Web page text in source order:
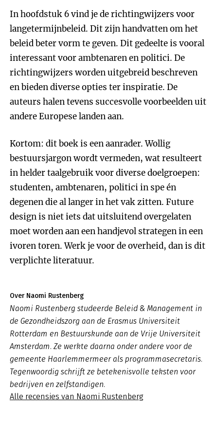
In hoofdstuk 6 vind je de richtingwijzers voor
langetermijnbeleid. Dit zijn handvatten om het
beleid beter vorm te geven. Dit gedeelte is vooral
interessant voor ambtenaren en politici. De
richtingwijzers worden uitgebreid beschreven
en bieden diverse opties ter inspiratie. De
auteurs halen tevens succesvolle voorbeelden uit
andere Europese landen aan.
Kortom: dit boek is een aanrader. Wollig
bestuursjargon wordt vermeden, wat resulteert
in helder taalgebruik voor diverse doelgroepen:
studenten, ambtenaren, politici in spe én
degenen die al langer in het vak zitten. Future
design is niet iets dat uitsluitend overgelaten
moet worden aan een handjevol strategen in een
ivoren toren. Werk je voor de overheid, dan is dit
verplichte literatuur.
Over Naomi Rustenberg
Naomi Rustenberg studeerde Beleid & Management in
de Gezondheidszorg aan de Erasmus Universiteit
Rotterdam en Bestuurskunde aan de Vrije Universiteit
Amsterdam. Ze werkte daarna onder andere voor de
gemeente Haarlemmermeer als programmasecretaris.
Tegenwoordig schrijft ze betekenisvolle teksten voor
bedrijven en zelfstandigen.
Alle recensies van Naomi Rustenberg